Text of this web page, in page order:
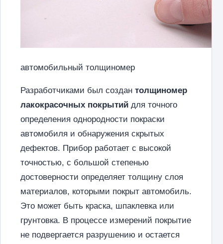
автомобильный толщиномер
Разработчиками был создан толщиномер
лакокрасочных покрытий для точного
определения однородности покраски
автомобиля и обнаружения скрытых
дефектов. Прибор работает с высокой
точностью, с большой степенью
достоверности определяет толщину слоя
материалов, которыми покрыт автомобиль.
Это может быть краска, шпаклевка или
грунтовка. В процессе измерений покрытие
не подвергается разрушению и остается